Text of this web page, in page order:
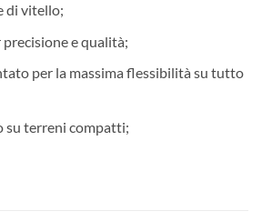
di vitello;
e qualità;
per la massima flessibilità su tutto
su terreni compatti;